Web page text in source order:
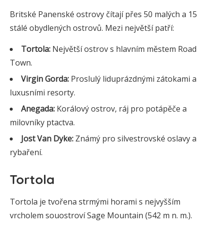
Britské Panenské ostrovy čítají přes 50 malých a 15
stálé obydlených ostrovů. Mezi největší patří:
Tortola: Největší ostrov s hlavním městem Road
Town.
Virgin Gorda: Proslulý liduprázdnými zátokami a
luxusními resorty.
Anegada: Korálový ostrov, ráj pro potápěče a
milovníky ptactva.
Jost Van Dyke: Známý pro silvestrovské oslavy a
rybaření.
Tortola
Tortola je tvořena strmými horami s nejvyšším
vrcholem souostroví Sage Mountain (542 m n. m.).